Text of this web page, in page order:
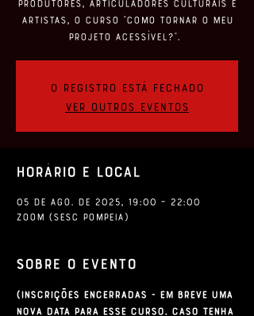
produtores, articuladores culturais e
artistas, o curso “Como Tornar o Meu
Projeto Acessível?”.
O registro está fechado
Ver outros eventos
Horário e local
05 de ago. de 2025, 19:00 – 22:00
ZOOM (SESC Pompeia)
Sobre o evento
(Inscrições Encerradas - Em breve uma
nova data para esse curso. Caso tenha